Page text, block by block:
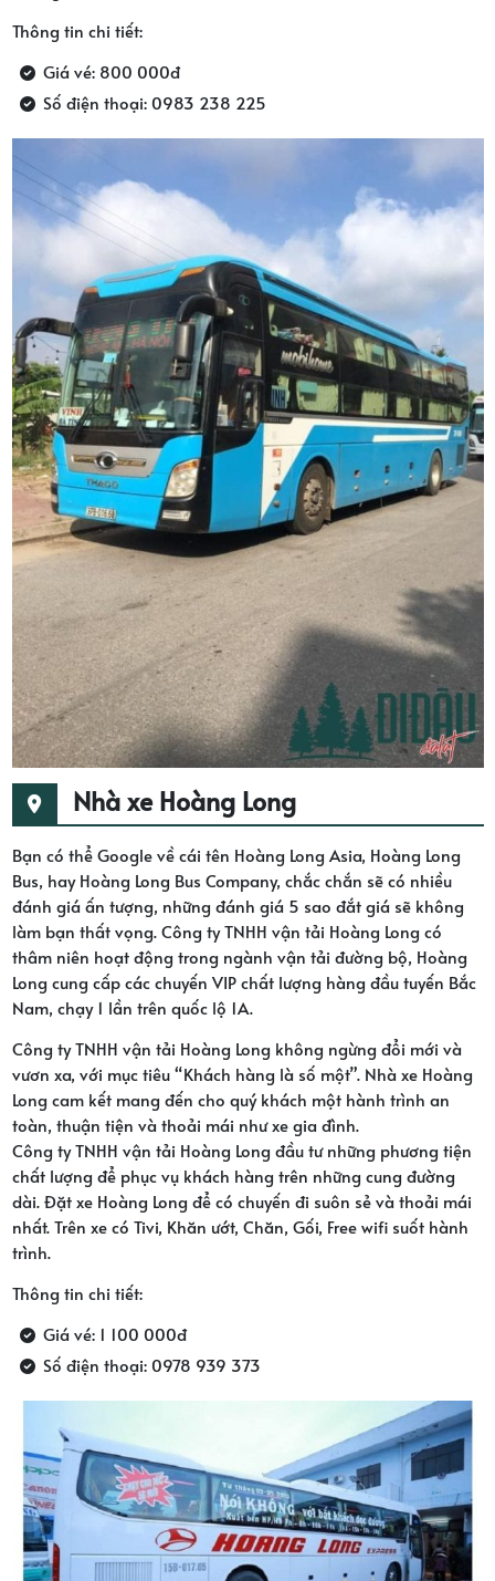
Thông tin chi tiết:
Giá vé: 800 000đ
Số điện thoại: 0983 238 225
Nhà xe Hoàng Long
Bạn có thể Google về cái tên Hoàng Long Asia, Hoàng Long
Bus, hay Hoàng Long Bus Company, chắc chắn sẽ có nhiều
đánh giá ấn tượng, những đánh giá 5 sao đắt giá sẽ không
làm bạn thất vọng. Công ty TNHH vận tải Hoàng Long có
thâm niên hoạt động trong ngành vận tải đường bộ, Hoàng
Long cung cấp các chuyến VIP chất lượng hàng đầu tuyến Bắc
Nam, chạy 1 lần trên quốc lộ 1A.
Công ty TNHH vận tải Hoàng Long không ngừng đổi mới và
vươn xa, với mục tiêu “Khách hàng là số một”. Nhà xe Hoàng
Long cam kết mang đến cho quý khách một hành trình an
toàn, thuận tiện và thoải mái như xe gia đình.
Công ty TNHH vận tải Hoàng Long đầu tư những phương tiện
chất lượng để phục vụ khách hàng trên những cung đường
dài. Đặt xe Hoàng Long để có chuyến đi suôn sẻ và thoải mái
nhất. Trên xe có Tivi, Khăn ướt, Chăn, Gối, Free wifi suốt hành
trình.
Thông tin chi tiết:
Giá vé: 1 100 000đ
Số điện thoại: 0978 939 373